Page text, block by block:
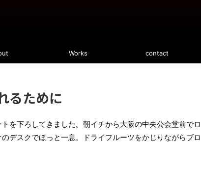
Works contact
るために
を下ろしてきました。朝イチから大阪の中央公会堂前でロ
デスクでほっと一息。ドライフルーツをかじりながらブロ